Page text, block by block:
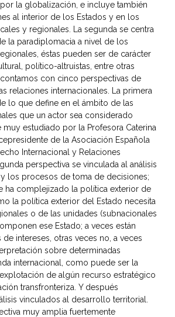
la globalización, e incluye también
al interior de los Estados y en los
y regionales. La segunda se centra
la paradiplomacia a nivel de los
éstas pueden ser de carácter
político-altruistas, entre otras
con cinco perspectivas de
relaciones internacionales. La primera
lo que define en el ámbito de las
que un actor sea considerado
muy estudiado por la Profesora Caterina
de la Asociación Española
Internacional y Relaciones
perspectiva se vinculada al análisis
los procesos de toma de decisiones;
ha complejizado la política exterior de
la política exterior del Estado necesita
o de las unidades (subnacionales
ese Estado; a veces están
intereses, otras veces no, a veces
sobre determinadas
internacional, como puede ser la
de algún recurso estratégico
transfronteriza. Y después
vinculados al desarrollo territorial.
muy amplia fuertemente